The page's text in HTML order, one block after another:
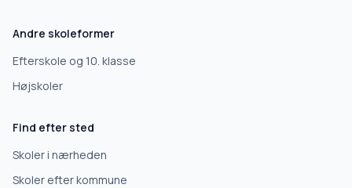
10. klasse
Erhvervsuddannelse
Andre skoleformer
Efterskole og 10. klasse
Højskoler
Find efter sted
Skoler i nærheden
Skoler efter kommune